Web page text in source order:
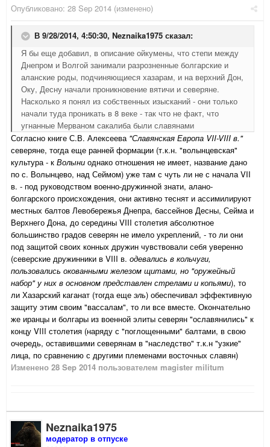
Опубликовано: 28 Sep 2014 (изменено)
В 9/28/2014, 4:50:30, Neznaika1975 сказал:
Я бы еще добавил, в описание ойкумены, что степи между
Днепром и Волгой занимали разрозненные болгарские и
аланские роды, подчиняющиеся хазарам, и на верхний Дон,
Оку, Десну начали проникновение вятичи и северяне.
Насколько я понял из собственных изысканий - они только
начали туда проникать в 8 веке - так что не факт, что
угнанные Мерваном сакалиба были славянами
Согласно книге С.В. Алексеева "Славянская Европа VII-VIII в."
северяне, тогда еще ранней формации (т.к.н. "волынцевская"
культура - к Волыни однако отношения не имеет, название дано
по с. Волынцево, над Сеймом) уже там с чуть ли не с начала VII
в. - под руководством военно-дружинной знати, алано-
болгарского происхождения, они активно теснят и ассимилируют
местных балтов Левобережья Днепра, бассейнов Десны, Сейма и
Верхнего Дона, до середины VIII столетия абсолютное
большинство градов северян не имело укреплений, - то ли они
под защитой своих конных дружин чувствовали себя уверенно
(северские дружинники в VIII в. одевались в кольчуги,
пользовались окованными железом щитами, но "оружейный
набор" у них в основном представлен стрелами и копьями), то
ли Хазарский каганат (тогда еще эль) обеспечивал эффективную
защиту этим своим "вассалам", то ли все вместе. Окончательно
же иранцы и болгары из военной элиты северян "ославянились" к
концу VIII столетия (наряду с "поглощенными" балтами, в свою
очередь, оставившими северянам в "наследство" т.к.н "узкие"
лица, по сравнению с другими племенами восточных славян)
Изменено 28 Sep 2014 пользователем magister militum
Neznaika1975
модератор в отпуске